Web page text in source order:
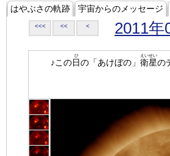
はやぶさの軌跡 宇宙からのメッセージ
<<< << < 2011年
♪この日
ひ
の「あけぼの」 衛星
えいせい
の